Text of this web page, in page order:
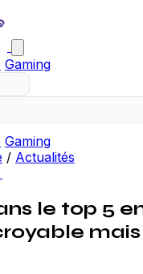
Gaming
Gaming
/ Actualités
le top 5
mais